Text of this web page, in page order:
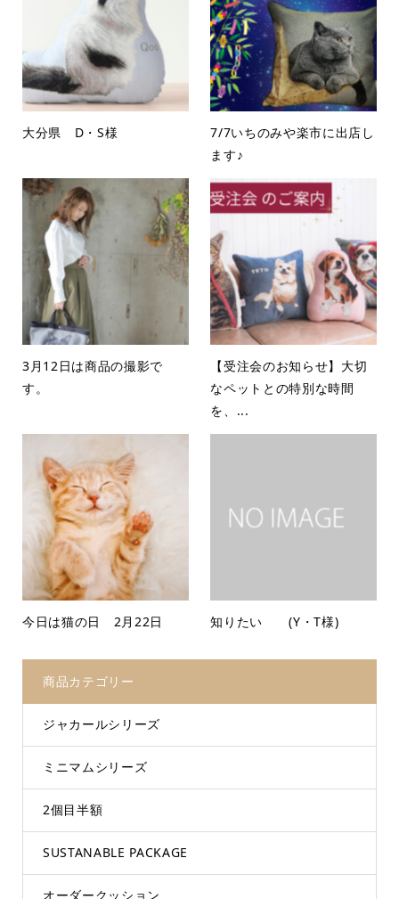
大分県 D・S様
7/7いちのみや楽市に出店し
ます♪
3月12日は商品の撮影で
す。
【受注会のお知らせ】大切
なペットとの特別な時間
を、...
今日は猫の日 2月22日 知りたい (Y・T様)
商品カテゴリー
ジャカールシリーズ
ミニマムシリーズ
2個目半額
SUSTANABLE PACKAGE
オーダークッション